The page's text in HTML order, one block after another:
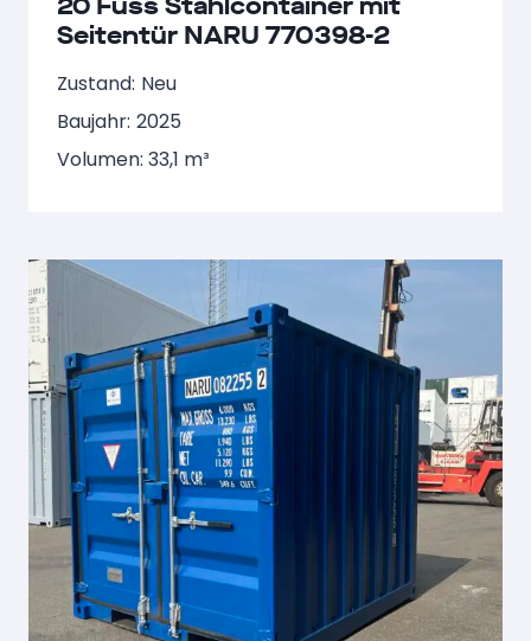
Seitentür NARU 770398-2
Zustand: Neu
Baujahr: 2025
Volumen: 33,1 m³